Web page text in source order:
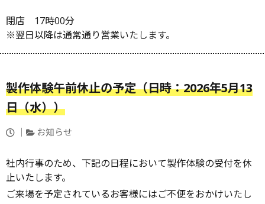
閉店 17時00分
※翌日以降は通常通り営業いたします。
製作体験午前休止の予定（日時：2026年5月13
日（水））
投
日：
カ
ゴ
リ
ー
お知らせ
社内行事のため、下記の日程において製作体験の受付を休
止いたします。
ご来場を予定されているお客様にはご不便をおかけいたし